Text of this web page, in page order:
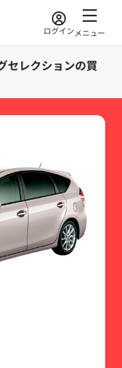
ログインメニュー
セレクションの買